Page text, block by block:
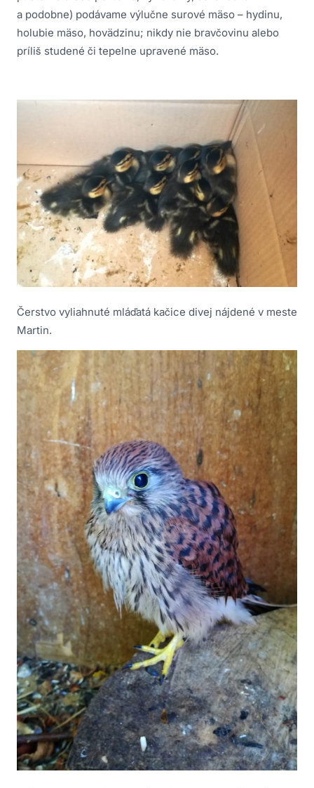
a podobne) podávame výlučne surové mäso – hydinu,
holubie mäso, hovädzinu; nikdy nie bravčovinu alebo
príliš studené či tepelne upravené mäso.
Čerstvo vyliahnuté mláďatá kačice divej nájdené v meste
Martin.